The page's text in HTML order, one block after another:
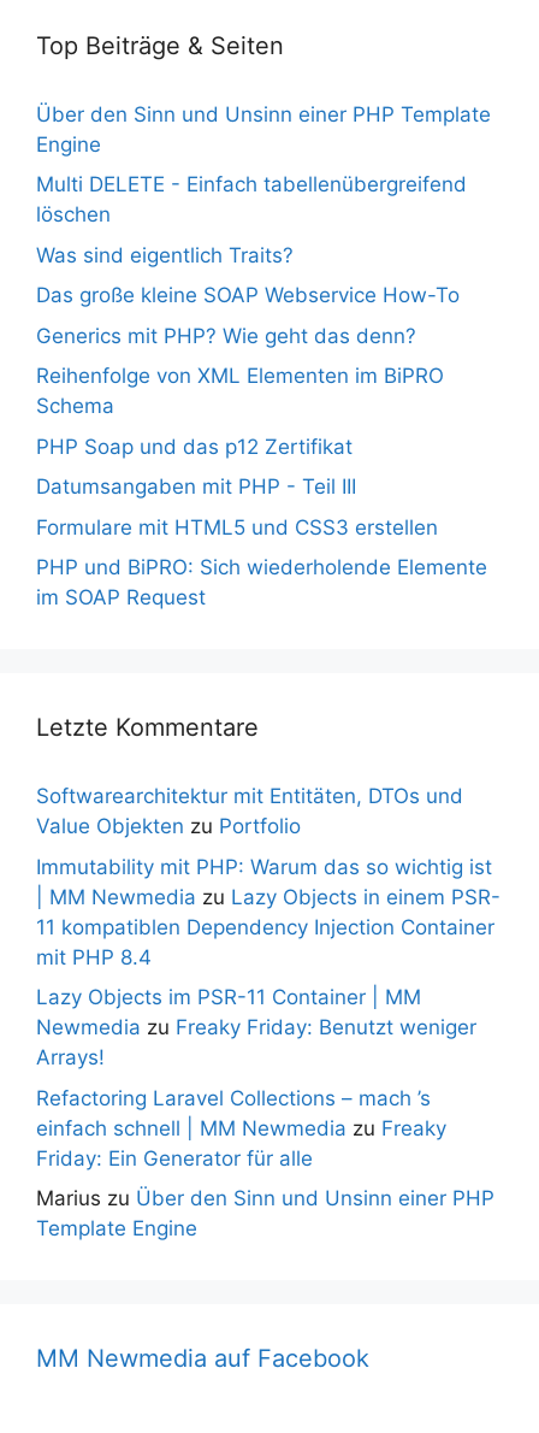
Top Beiträge & Seiten
Über den Sinn und Unsinn einer PHP Template
Engine
Multi DELETE - Einfach tabellenübergreifend
löschen
Was sind eigentlich Traits?
Das große kleine SOAP Webservice How-To
Generics mit PHP? Wie geht das denn?
Reihenfolge von XML Elementen im BiPRO
Schema
PHP Soap und das p12 Zertifikat
Datumsangaben mit PHP - Teil III
Formulare mit HTML5 und CSS3 erstellen
PHP und BiPRO: Sich wiederholende Elemente
im SOAP Request
Letzte Kommentare
Softwarearchitektur mit Entitäten, DTOs und
Value Objekten zu Portfolio
Immutability mit PHP: Warum das so wichtig ist
| MM Newmedia zu Lazy Objects in einem PSR-
11 kompatiblen Dependency Injection Container
mit PHP 8.4
Lazy Objects im PSR-11 Container | MM
Newmedia zu Freaky Friday: Benutzt weniger
Arrays!
Refactoring Laravel Collections – mach ’s
einfach schnell | MM Newmedia zu Freaky
Friday: Ein Generator für alle
Marius zu Über den Sinn und Unsinn einer PHP
Template Engine
MM Newmedia auf Facebook